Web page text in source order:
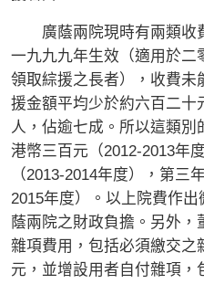
廣蔭兩院現時有兩類收
一九九九年生效（適用於二
領取綜援之長者），收費未
援金額平均少於約六百二十
人，佔逾七成。所以這類別
港幣三百元（2012-2013年
（2013-2014年度），第三
2015年度）。以上院費作
蔭兩院之財政負擔。另外，
雜項費用，包括必須繳交之
元，並增設用者自付雜項，